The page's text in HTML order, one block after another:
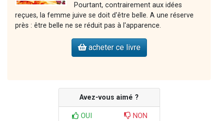
Pourtant, contrairement aux idées
reçues, la femme juive se doit d'être belle. A une réserve
près : être belle ne se réduit pas à l'apparence.
acheter ce livre
Avez-vous aimé ?
OUI NON